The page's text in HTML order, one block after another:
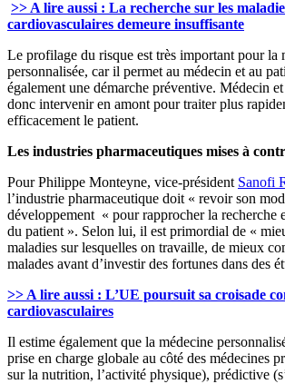
>> A lire aussi : La recherche sur les
cardiovasculaires demeure insuffisante
Le profilage du risque est très important pour la
personnalisée, car il permet au médecin et au
également une démarche préventive. Médecin
donc intervenir en amont pour traiter plus
efficacement le patient.
Les industries pharmaceutiques mises à
Pour Philippe Monteyne, vice-président Sanofi
l’industrie pharmaceutique doit « revoir son
développement « pour rapprocher la recherche
du patient ». Selon lui, il est primordial de «
maladies sur lesquelles on travaille, de mieux
malades avant d’investir des fortunes dans des
>> A lire aussi : L’UE poursuit sa croisade
cardiovasculaires
Il estime également que la médecine
prise en charge globale au côté des médecines
sur la nutrition, l’activité physique), prédictive